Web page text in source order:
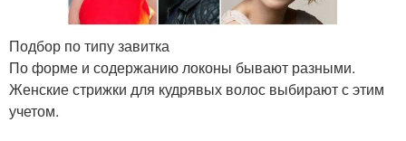
Женские стрижки
Стрижки для
непослушных волос
Подбор по типу завитка
По форме и содержанию локоны бывают разными.
Женские стрижки для кудрявых волос выбирают с этим
учетом.